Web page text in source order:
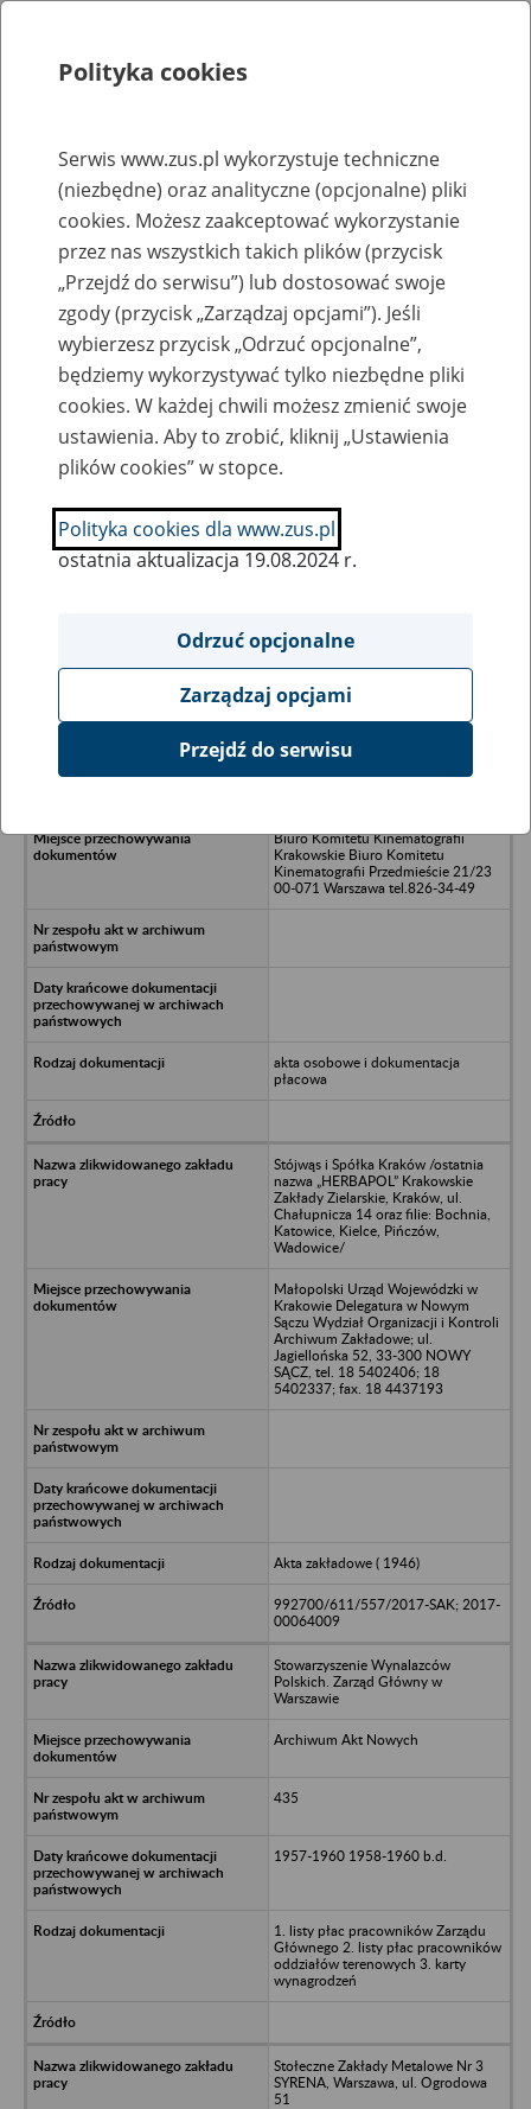
Rejestry, ewidencje i archiwa
Baza zlikwidowanych lub
przekształconych zakładów pracy
Nazwa zakładu pracy:
SZUKAJ
Ukryj wszystkie pozycje bazy
Studio Opracowań Dialogowych
Biuro Komitetu Kinematografii
Krakowskie Biuro Komitetu
Kinematografii Przedmieście 21/23
00-071 Warszawa tel.826-34-49
akta osobowe i dokumentacja
płacowa
Stójwąs i Spółka Kraków /ostatnia
nazwa „HERBAPOL” Krakowskie
Zakłady Zielarskie, Kraków, ul.
Chałupnicza 14 oraz filie: Bochnia,
Katowice, Kielce, Pińczów,
Wadowice/
Małopolski Urząd Wojewódzki w
Krakowie Delegatura w Nowym
Sączu Wydział Organizacji i Kontroli
Archiwum Zakładowe; ul.
Jagiellońska 52, 33-300 NOWY
SĄCZ, tel. 18 5402406; 18
5402337; fax. 18 4437193
Akta zakładowe ( 1946)
992700/611/557/2017-SAK; 2017-
00064009
Stowarzyszenie Wynalazców
Polskich. Zarząd Główny w
Warszawie
Archiwum Akt Nowych
435
1957-1960 1958-1960 b.d.
1. listy płac pracowników Zarządu
Głównego 2. listy płac pracowników
oddziałów terenowych 3. karty
wynagrodzeń
Stołeczne Zakłady Metalowe Nr 3
SYRENA, Warszawa, ul. Ogrodowa
51
Polityka cookies
Serwis www.zus.pl wykorzystuje techniczne
(niezbędne) oraz analityczne (opcjonalne) pliki
cookies. Możesz zaakceptować wykorzystanie
przez nas wszystkich takich plików (przycisk
„Przejdź do serwisu”) lub dostosować swoje
zgody (przycisk „Zarządzaj opcjami”). Jeśli
wybierzesz przycisk „Odrzuć opcjonalne”,
będziemy wykorzystywać tylko niezbędne pliki
cookies. W każdej chwili możesz zmienić swoje
ustawienia. Aby to zrobić, kliknij „Ustawienia
plików cookies” w stopce.
Polityka cookies dla www.zus.pl
ostatnia aktualizacja 19.08.2024 r.
Odrzuć opcjonalne
Zarządzaj opcjami
Przejdź do serwisu